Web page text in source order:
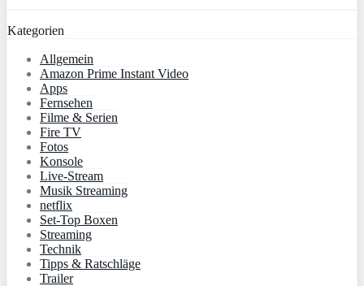
Kategorien
Allgemein
Amazon Prime Instant Video
Apps
Fernsehen
Filme & Serien
Fire TV
Fotos
Konsole
Live-Stream
Musik Streaming
netflix
Set-Top Boxen
Streaming
Technik
Tipps & Ratschläge
Trailer